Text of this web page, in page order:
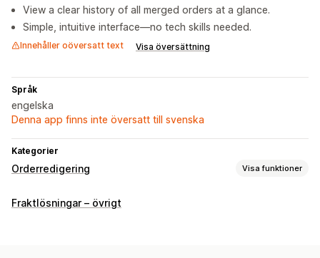
View a clear history of all merged orders at a glance.
Simple, intuitive interface—no tech skills needed.
Innehåller oöversatt text Visa översättning
Språk
engelska
Denna app finns inte översatt till svenska
Kategorier
Orderredigering Visa funktioner
Orderuppdateringar
Fraktlösningar – övrigt